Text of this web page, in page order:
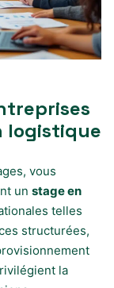
logistique
vous
un stage en
telles
structurées,
la